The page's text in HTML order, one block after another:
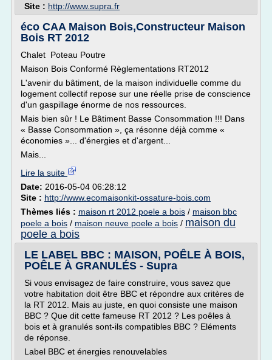
Site : http://www.supra.fr
éco CAA Maison Bois,Constructeur Maison
Bois RT 2012
Chalet Poteau Poutre
Maison Bois Conformé Règlementations RT2012
L'avenir du bâtiment, de la maison individuelle comme du
logement collectif repose sur une réelle prise de conscience
d'un gaspillage énorme de nos ressources.
Mais bien sûr ! Le Bâtiment Basse Consommation !!! Dans
« Basse Consommation », ça résonne déjà comme «
économies »... d'énergies et d'argent...
Mais...
Lire la suite
Date: 2016-05-04 06:28:12
Site : http://www.ecomaisonkit-ossature-bois.com
Thèmes liés : maison rt 2012 poele a bois / maison bbc
poele a bois / maison neuve poele a bois / maison du
poele a bois
LE LABEL BBC : MAISON, POÊLE À BOIS,
POÊLE À GRANULÉS - Supra
Si vous envisagez de faire construire, vous savez que
votre habitation doit être BBC et répondre aux critères de
la RT 2012. Mais au juste, en quoi consiste une maison
BBC ? Que dit cette fameuse RT 2012 ? Les poêles à
bois et à granulés sont-ils compatibles BBC ? Eléments
de réponse.
Label BBC et énergies renouvelables